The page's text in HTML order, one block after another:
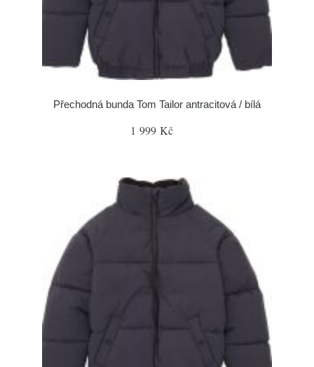
Přechodná bunda Tom Tailor antracitová / bílá
1 999 Kč